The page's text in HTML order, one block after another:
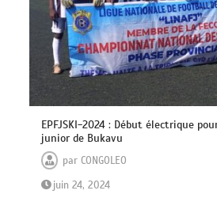
EPFJSKI-2024 : Début électrique
junior de Bukavu
parCONGOLEO
juin 24, 2024